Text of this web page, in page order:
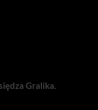
Gralika.